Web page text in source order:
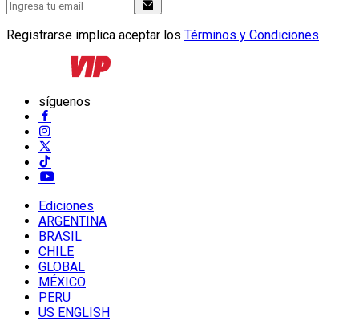
Registrarse implica aceptar los Términos y Condiciones
síguenos
Ediciones
ARGENTINA
BRASIL
CHILE
GLOBAL
MÉXICO
PERU
US ENGLISH